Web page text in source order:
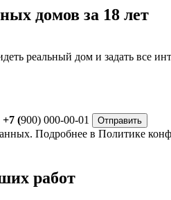
домов за 18 лет
реальный дом и задать все
+7 (900) 000-00-01 Отправить
Подробнее в Политике
работ